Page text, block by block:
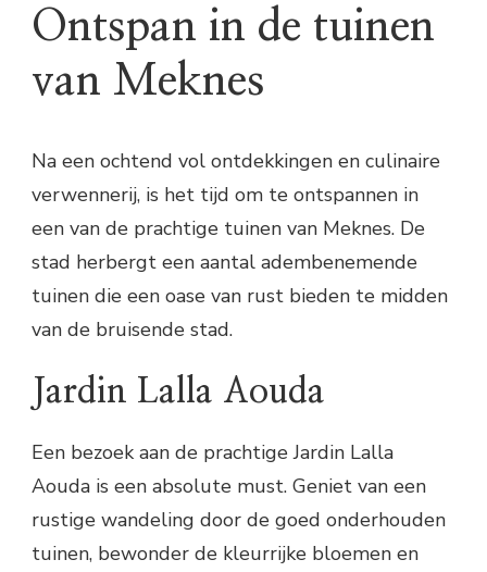
Ontspan in de tuinen
van Meknes
Na een ochtend vol ontdekkingen en culinaire
verwennerij, is het tijd om te ontspannen in
een van de prachtige tuinen van Meknes. De
stad herbergt een aantal adembenemende
tuinen die een oase van rust bieden te midden
van de bruisende stad.
Jardin Lalla Aouda
Een bezoek aan de prachtige Jardin Lalla
Aouda is een absolute must. Geniet van een
rustige wandeling door de goed onderhouden
tuinen, bewonder de kleurrijke bloemen en